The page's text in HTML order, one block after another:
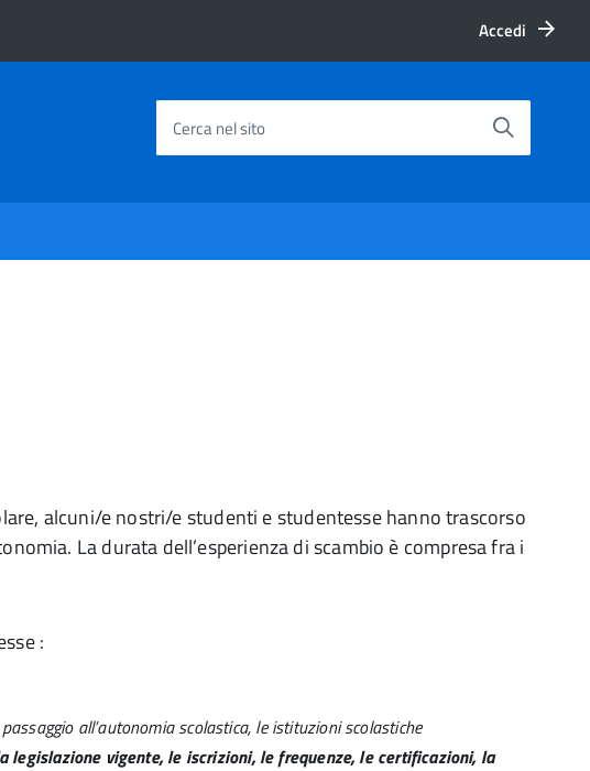
Accedi
Cerca nel sito
alcuni/e nostri/e studenti e studentesse hanno trascorso
La durata dell’esperienza di scambio è compresa fra i
:
all’autonomia scolastica, le istituzioni scolastiche
vigente, le iscrizioni, le frequenze, le certificazioni, la